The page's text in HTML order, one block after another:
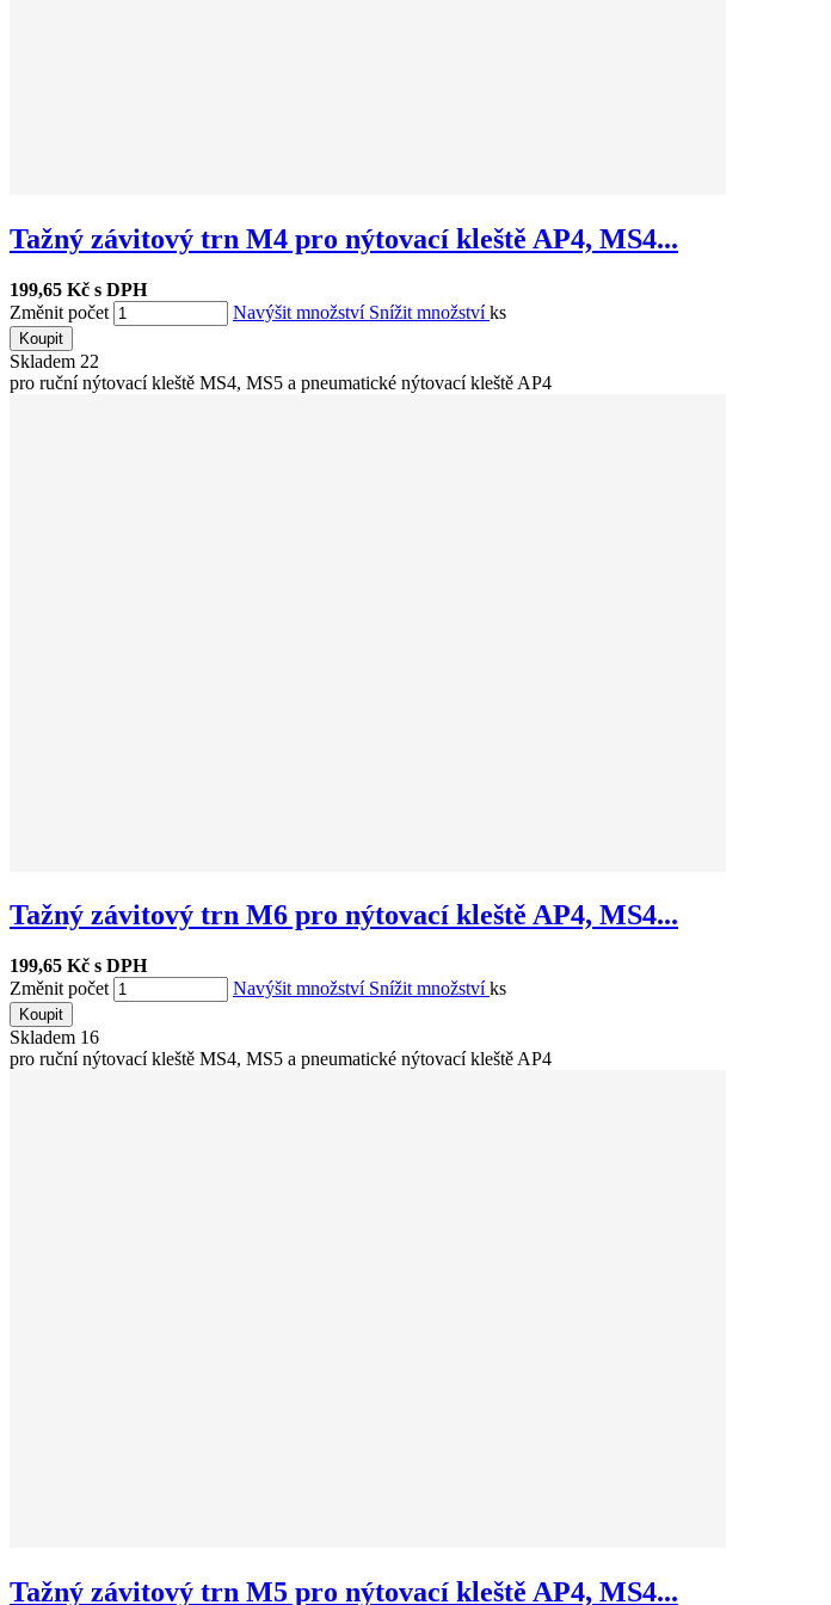
Tažný závitový trn M4 pro nýtovací kleště AP4, MS4...
199,65 Kč s DPH
Změnit počet
Navýšit množství Snížit množstvíks
Koupit
Skladem 22
pro ruční nýtovací kleště MS4, MS5 a pneumatické nýtovací kleště AP4
Tažný závitový trn M6 pro nýtovací kleště AP4, MS4...
199,65 Kč s DPH
Změnit počet
Navýšit množství Snížit množstvíks
Koupit
Skladem 16
pro ruční nýtovací kleště MS4, MS5 a pneumatické nýtovací kleště AP4
Tažný závitový trn M5 pro nýtovací kleště AP4, MS4...